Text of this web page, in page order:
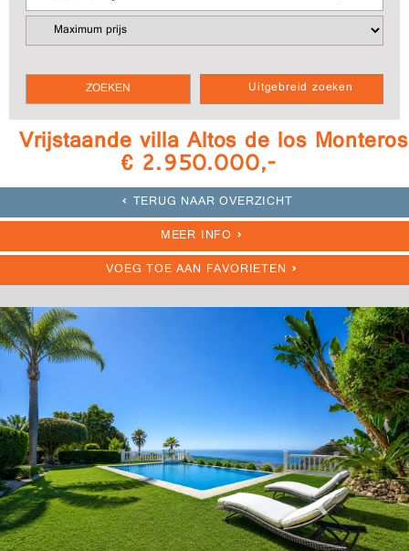
Uitgebreid zoeken
Vrijstaande villa Altos de los Monteros
€ 2.950.000,-
TERUG NAAR OVERZICHT
MEER INFO
VOEG TOE AAN FAVORIETEN